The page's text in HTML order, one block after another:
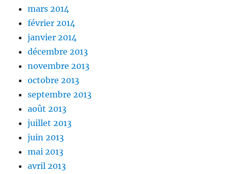
mars 2014
février 2014
janvier 2014
décembre 2013
novembre 2013
octobre 2013
septembre 2013
août 2013
juillet 2013
juin 2013
mai 2013
avril 2013